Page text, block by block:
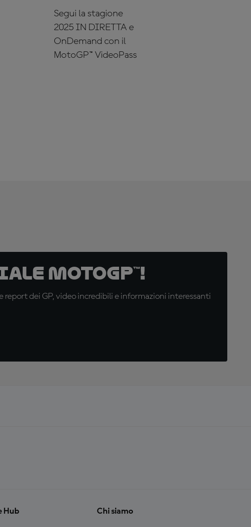
Segui la stagione
2025 IN DIRETTA e
OnDemand con il
MotoGP™ VideoPass
MotoGP™!
report dei GP, video incredibili e informazioni interessanti
Hub Chi siamo